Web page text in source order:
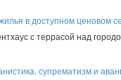
в доступном ценовом
с террасой над
супрематизм и